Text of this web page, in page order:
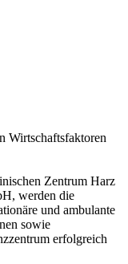
Wirtschaftsfaktoren
Zentrum Harz
werden die
und ambulante
sowie
erfolgreich